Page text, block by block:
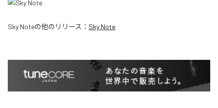
Sky Noteの他のリリース： Sky Note